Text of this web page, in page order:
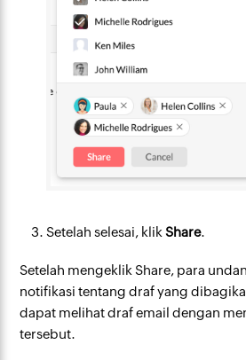
Setelah selesai, klikShare.
Setelah mengeklik Share, para
notifikasi tentang draf yang
dapat melihat draf email dengan
tersebut.